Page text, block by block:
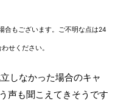
合もございます。ご不明な点は24
せください。
しなかった場合のキャ
声も聞こえてきそうです